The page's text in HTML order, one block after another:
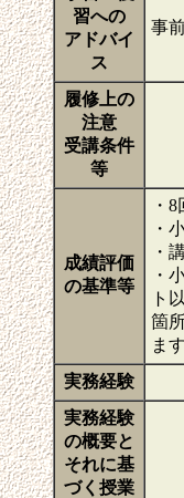
習への
アドバイ
ス
事
履修上の
注意
受講条件
等
成績評価
の基準等
・
・
・
・
ト
箇
ま
実務経験
実務経験
の概要と
それに基
づく授業